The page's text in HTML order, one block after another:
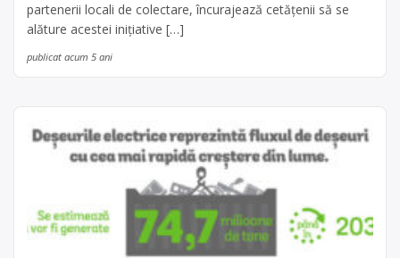
partenerii locali de colectare, încurajează cetățenii să se
alăture acestei inițiative […]
publicat acum 5 ani